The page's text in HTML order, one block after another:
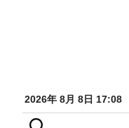
2026年 8月 8日 17:08